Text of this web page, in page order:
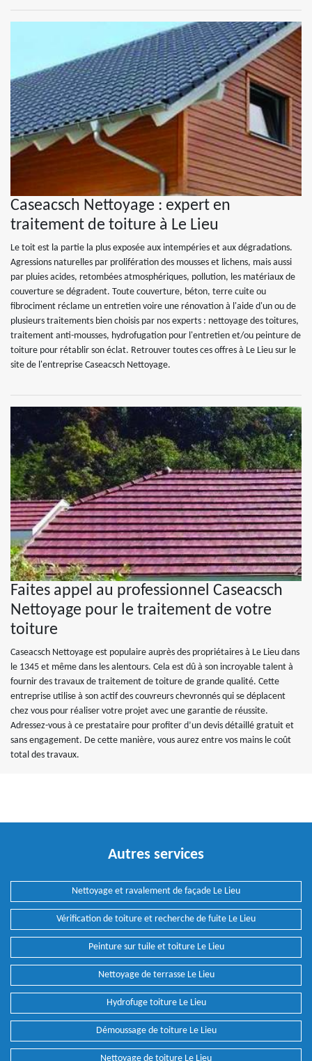
Caseacsch Nettoyage : expert en
traitement de toiture à Le Lieu
Le toit est la partie la plus exposée aux intempéries et aux dégradations.
Agressions naturelles par prolifération des mousses et lichens, mais aussi
par pluies acides, retombées atmosphériques, pollution, les matériaux de
couverture se dégradent. Toute couverture, béton, terre cuite ou
fibrociment réclame un entretien voire une rénovation à l'aide d'un ou de
plusieurs traitements bien choisis par nos experts : nettoyage des toitures,
traitement anti-mousses, hydrofugation pour l'entretien et/ou peinture de
toiture pour rétablir son éclat. Retrouver toutes ces offres à Le Lieu sur le
site de l'entreprise Caseacsch Nettoyage.
Faites appel au professionnel Caseacsch
Nettoyage pour le traitement de votre
toiture
Caseacsch Nettoyage est populaire auprès des propriétaires à Le Lieu dans
le 1345 et même dans les alentours. Cela est dû à son incroyable talent à
fournir des travaux de traitement de toiture de grande qualité. Cette
entreprise utilise à son actif des couvreurs chevronnés qui se déplacent
chez vous pour réaliser votre projet avec une garantie de réussite.
Adressez-vous à ce prestataire pour profiter d’un devis détaillé gratuit et
sans engagement. De cette manière, vous aurez entre vos mains le coût
total des travaux.
Autres services
Nettoyage et ravalement de façade Le Lieu
Vérification de toiture et recherche de fuite Le Lieu
Peinture sur tuile et toiture Le Lieu
Nettoyage de terrasse Le Lieu
Hydrofuge toiture Le Lieu
Démoussage de toiture Le Lieu
Nettoyage de toiture Le Lieu